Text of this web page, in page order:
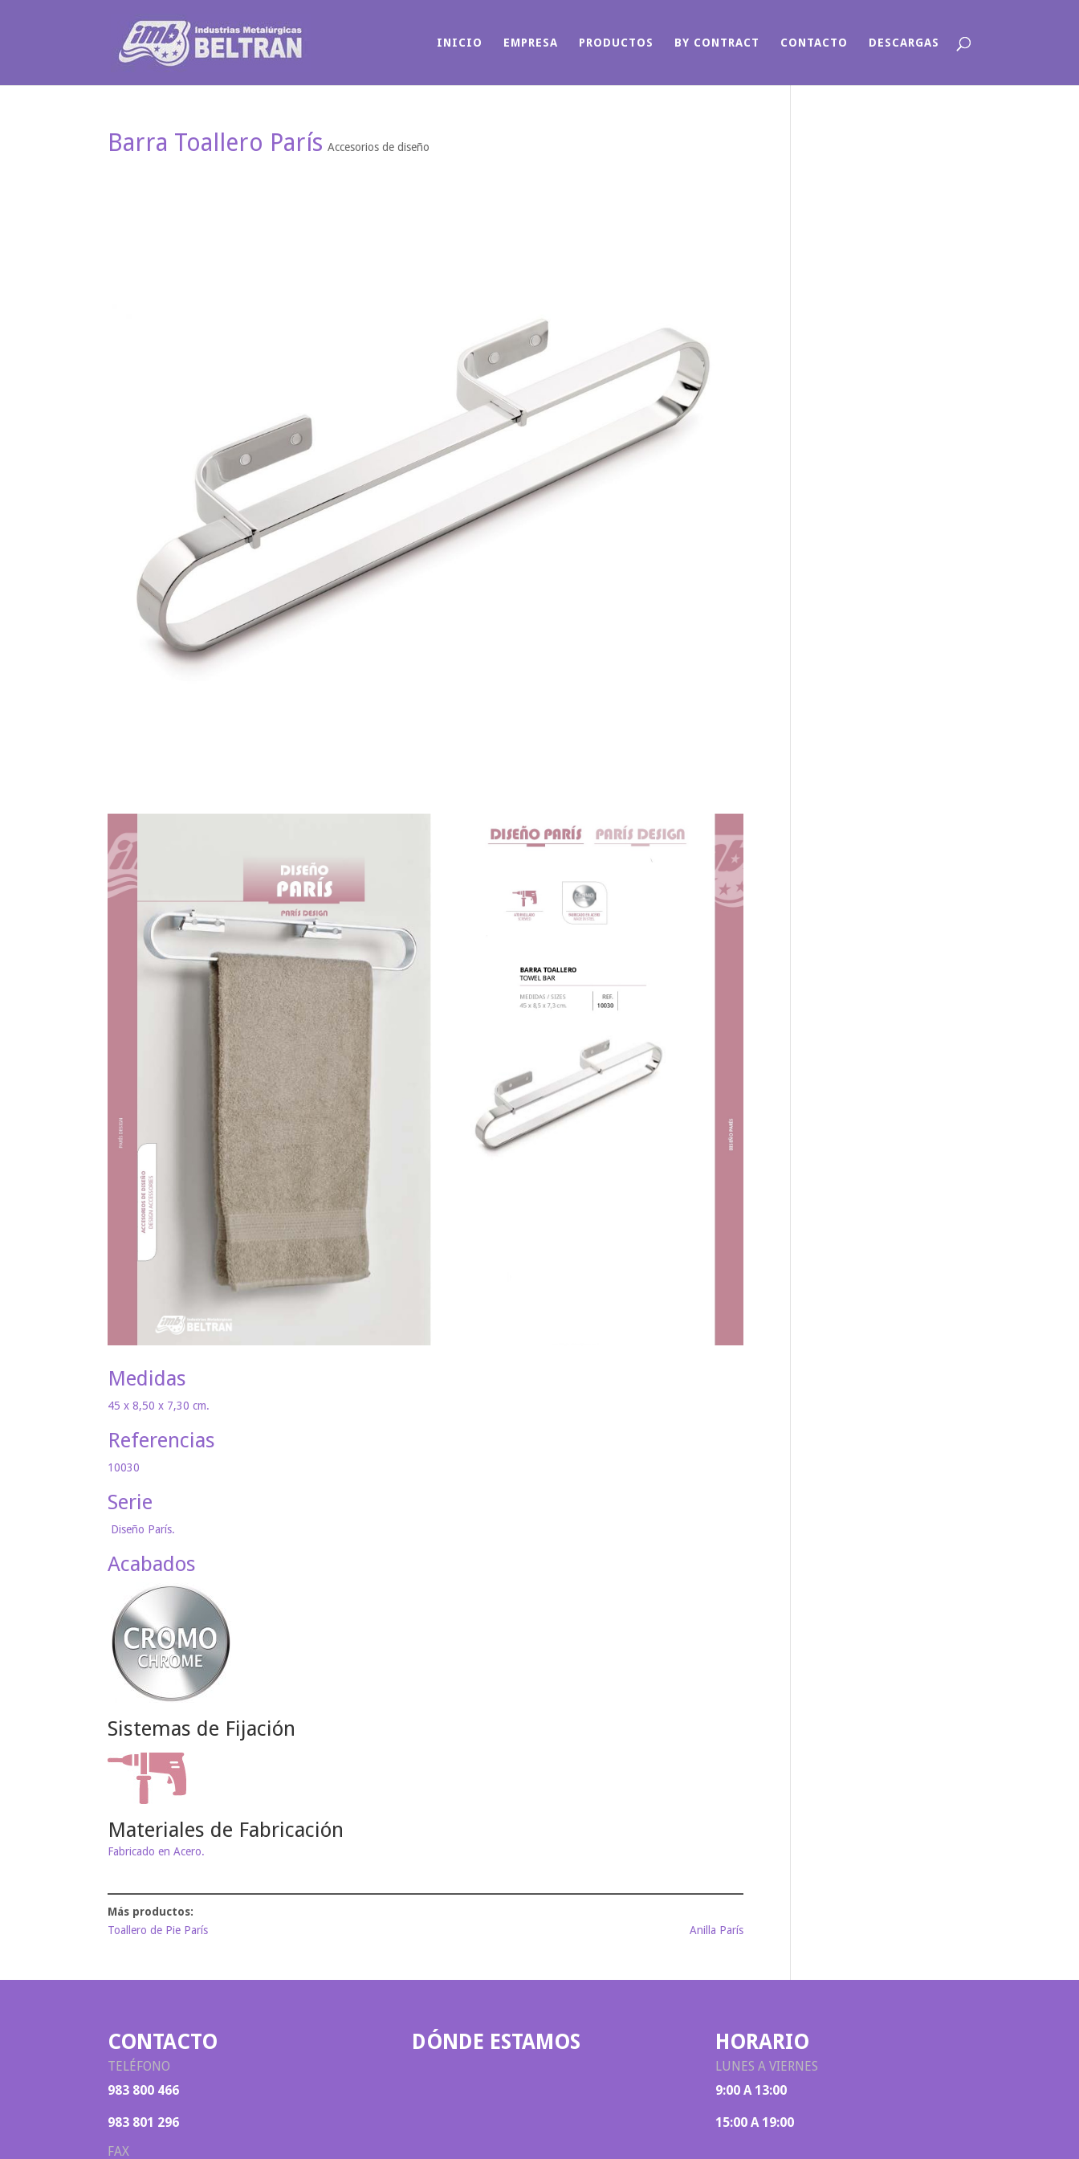
INICIO EMPRESA PRODUCTOS BY CONTRACT CONTACTO DESCARGAS
Barra Toallero París Accesorios de diseño
Medidas
45 x 8,50 x 7,30 cm.
Referencias
10030
Serie
Diseño París.
Acabados
Sistemas de Fijación
Materiales de Fabricación
Fabricado en Acero.
Toallero de Pie París Anilla París
CONTACTO
TELÉFONO
983 800 466
983 801 296
FAX
DÓNDE ESTAMOS HORARIO
LUNES A VIERNES
9:00 A 13:00
15:00 A 19:00